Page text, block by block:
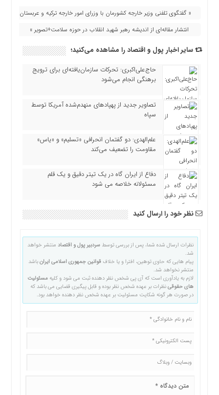
« گفتگوی تلفنی وزیر خارجه کشورمان با وزرای امور خارجه ترکیه و عربستان
انتشار مقاله‌ای از اندیشه رهبر شهید انقلاب در حوزه سلامت+تصویر »
سایر اخبار پول و اقتصاد را مشاهده می‌کنید؛
حاج‌علی‌اکبری: تحرکات سازمان‌یافته‌ای برای ترویج
برهنگی انجام می‌شود
تصاویر جدید از پهپادهای منهدم‌شده آمریکا توسط
سپاه
علم‌الهدی: دو گفتمان انحرافی «تسلیم» و «یاس»
مقاومت را تضعیف می‌کند
دفاع از ایران گاه در یک تیتر دقیق و یک قلم
مسئولانه خلاصه می شود
نظر خود را ارسال کنید
نظرات ارسال شده شما، پس از بررسی توسط سردبیر پول و اقتصاد منتشر خواهد
شد.
پیام هایی که حاوی توهین، افترا و یا خلاف قوانین جمهوری اسلامی ایرانباشد
منتشر نخواهد شد.
لازم به یادآوری است که آی پی شخص نظر دهنده ثبت می شود و کلیه مسئولیت
های حقوقینظرات بر عهده شخص نظر بوده و قابل پیگیری قضایی می باشد که
در صورت هر گونه شکایت مسئولیت بر عهده شخص نظر دهنده خواهد بود.